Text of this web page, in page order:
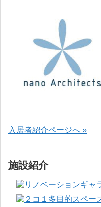
入居者紹介ページへ »
施設紹介